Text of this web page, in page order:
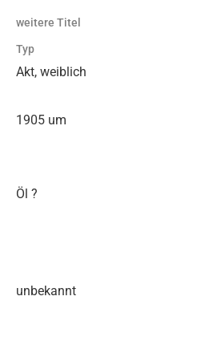
weitere Titel
Typ
Akt, weiblich
1905 um
Öl ?
unbekannt